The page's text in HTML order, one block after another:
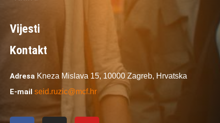
Vijesti
Kontakt
Adresa Kneza Mislava 15, 10000 Zagreb, Hrvatska
E-mail seid.ruzic@mcf.hr